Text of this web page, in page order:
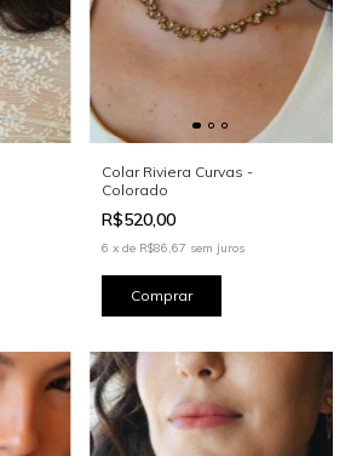
Colar Riviera Curvas -
Colorado
R$520,00
6 x de R$86,67 sem juros